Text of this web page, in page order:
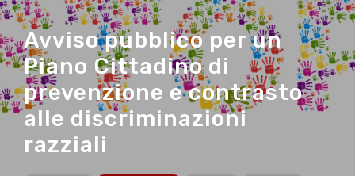
Avviso pubblico per un
Piano Cittadino di
prevenzione e contrasto
alle discriminazioni
razziali